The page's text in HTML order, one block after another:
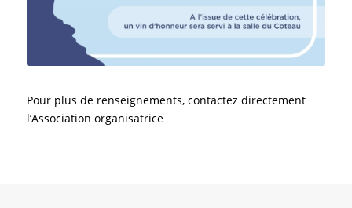
Pour plus de renseignements, contactez directement
l’Association organisatrice